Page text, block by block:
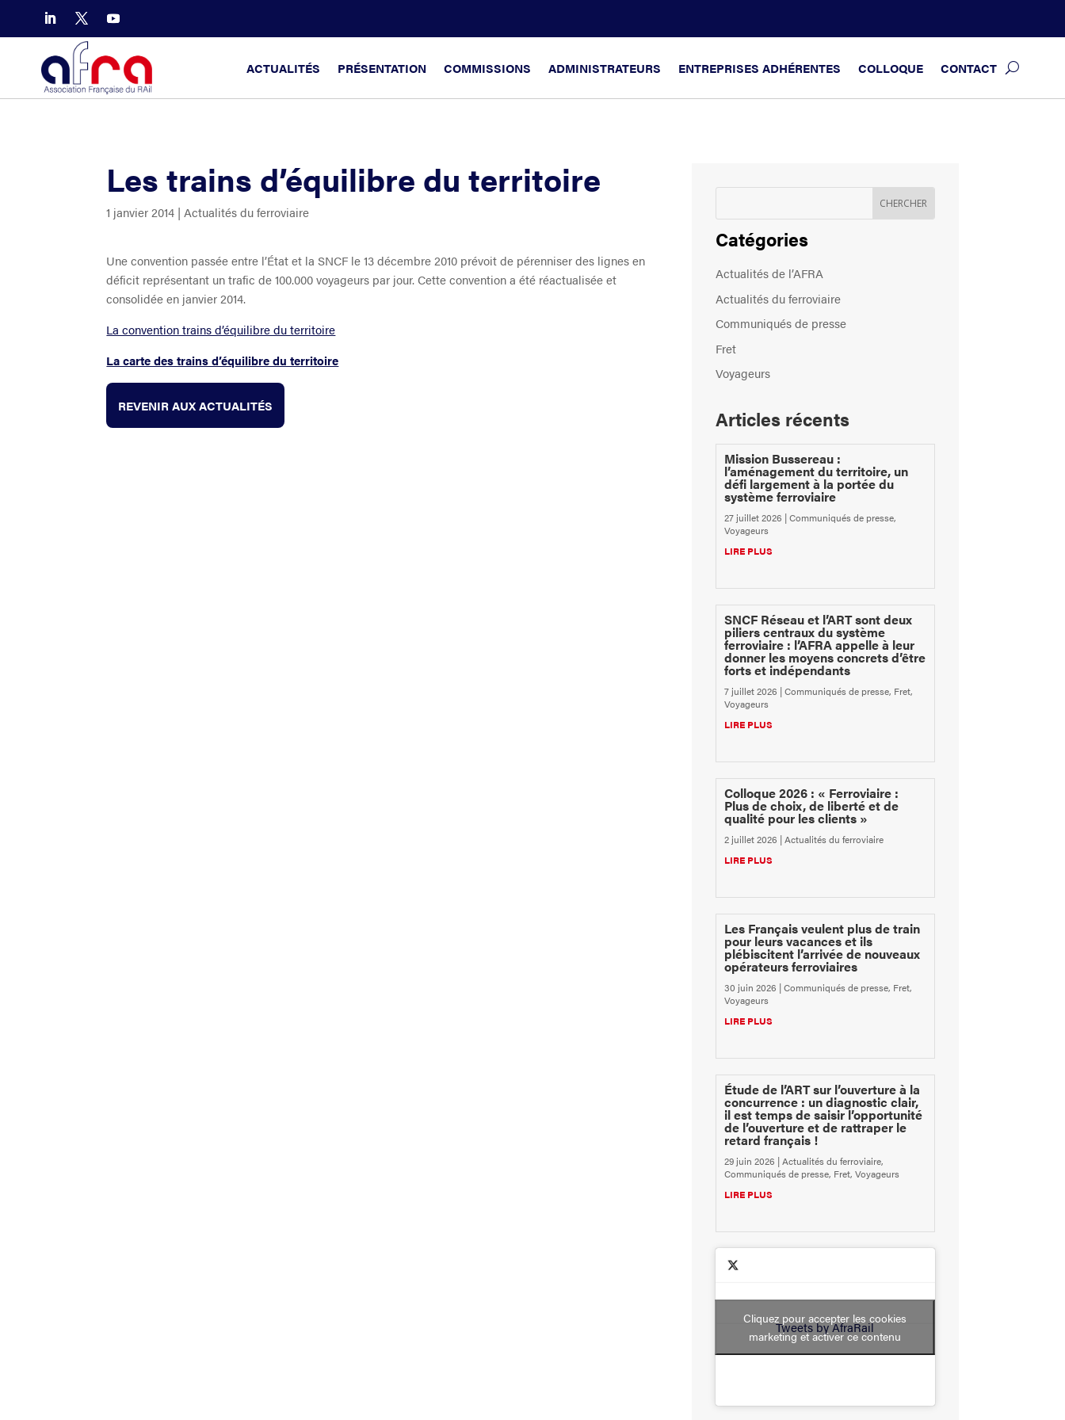
ACTUALITÉS PRÉSENTATION COMMISSIONS ADMINISTRATEURS ENTREPRISES ADHÉRENTES COLLOQUE CONTACT
Les trains d’équilibre du territoire
1 janvier 2014 | Actualités du ferroviaire
Une convention passée entre l’État et la SNCF le 13 décembre 2010 prévoit de pérenniser des lignes en
déficit représentant un trafic de 100.000 voyageurs par jour. Cette convention a été réactualisée et
consolidée en janvier 2014.
La convention trains d’équilibre du territoire
La carte des trains d’équilibre du territoire
REVENIR AUX ACTUALITÉS
Catégories
Actualités de l’AFRA
Actualités du ferroviaire
Communiqués de presse
Fret
Voyageurs
Articles récents
Mission Bussereau :
l’aménagement du territoire, un
défi largement à la portée du
système ferroviaire
27 juillet 2026 |Communiqués de presse,
Voyageurs
LIRE PLUS
SNCF Réseau et l’ART sont deux
piliers centraux du système
ferroviaire : l’AFRA appelle à leur
donner les moyens concrets d’être
forts et indépendants
7 juillet 2026 |Communiqués de presse, Fret,
Voyageurs
LIRE PLUS
Colloque 2026 : « Ferroviaire :
Plus de choix, de liberté et de
qualité pour les clients »
2 juillet 2026 |Actualités du ferroviaire
LIRE PLUS
Les Français veulent plus de train
pour leurs vacances et ils
plébiscitent l’arrivée de nouveaux
opérateurs ferroviaires
30 juin 2026 |Communiqués de presse, Fret,
Voyageurs
LIRE PLUS
Étude de l’ART sur l’ouverture à la
concurrence : un diagnostic clair,
il est temps de saisir l’opportunité
de l’ouverture et de rattraper le
retard français !
29 juin 2026 |Actualités du ferroviaire,
Communiqués de presse, Fret, Voyageurs
LIRE PLUS
Tweets by AfraRail
Cliquez pour accepter les cookies
marketing et activer ce contenu